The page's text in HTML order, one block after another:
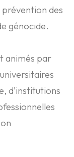
des
génocide.
animés par
d’institutions